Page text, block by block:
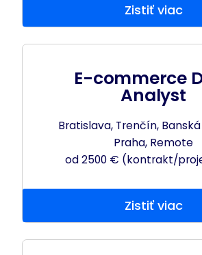
Zistiť viac
E-commerce
Analyst
Bratislava, Trenčín,
Praha, Remote
od 2500 € (kontrakt/
Zistiť viac